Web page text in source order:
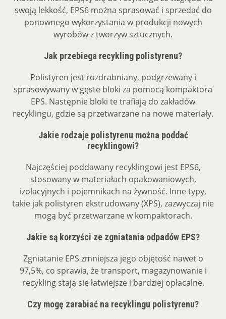
swoją lekkość, EPS6 można sprasować i sprzedać do
ponownego wykorzystania w produkcji nowych
wyrobów z tworzyw sztucznych.
Jak przebiega recykling polistyrenu?
Polistyren jest rozdrabniany, podgrzewany i
sprasowywany w gęste bloki za pomocą kompaktora
EPS. Następnie bloki te trafiają do zakładów
recyklingu, gdzie są przetwarzane na nowe materiały.
Jakie rodzaje polistyrenu można poddać
recyklingowi?
Najczęściej poddawany recyklingowi jest EPS6,
stosowany w materiałach opakowaniowych,
izolacyjnych i pojemnikach na żywność. Inne typy,
takie jak polistyren ekstrudowany (XPS), zazwyczaj nie
mogą być przetwarzane w kompaktorach.
Jakie są korzyści ze zgniatania odpadów EPS?
Zgniatanie EPS zmniejsza jego objętość nawet o
97,5%, co sprawia, że transport, magazynowanie i
recykling stają się łatwiejsze i bardziej opłacalne.
Czy mogę zarabiać na recyklingu polistyrenu?